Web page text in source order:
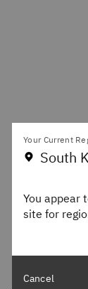
작가
Sreejit
IBM
Your Current
South
You appear
site for
Cancel